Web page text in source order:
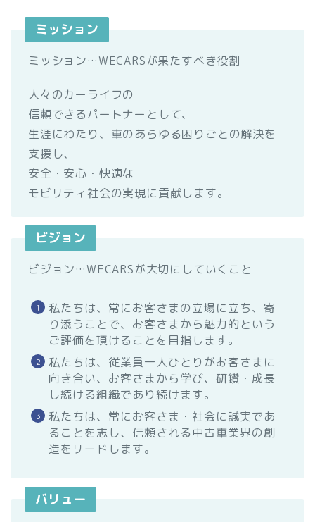
ミッション
ミッション…WECARSが果たすべき役割
人々のカーライフの
信頼できるパートナーとして、
生涯にわたり、車のあらゆる困りごとの解決を
支援し、
安全・安心・快適な
モビリティ社会の実現に貢献します。
ビジョン
ビジョン…WECARSが大切にしていくこと
私たちは、常にお客さまの立場に立ち、寄
り添うことで、お客さまから魅力的という
ご評価を頂けることを目指します。
私たちは、従業員一人ひとりがお客さまに
向き合い、お客さまから学び、研鑽・成長
し続ける組織であり続けます。
私たちは、常にお客さま・社会に誠実であ
ることを志し、信頼される中古車業界の創
造をリードします。
バリュー